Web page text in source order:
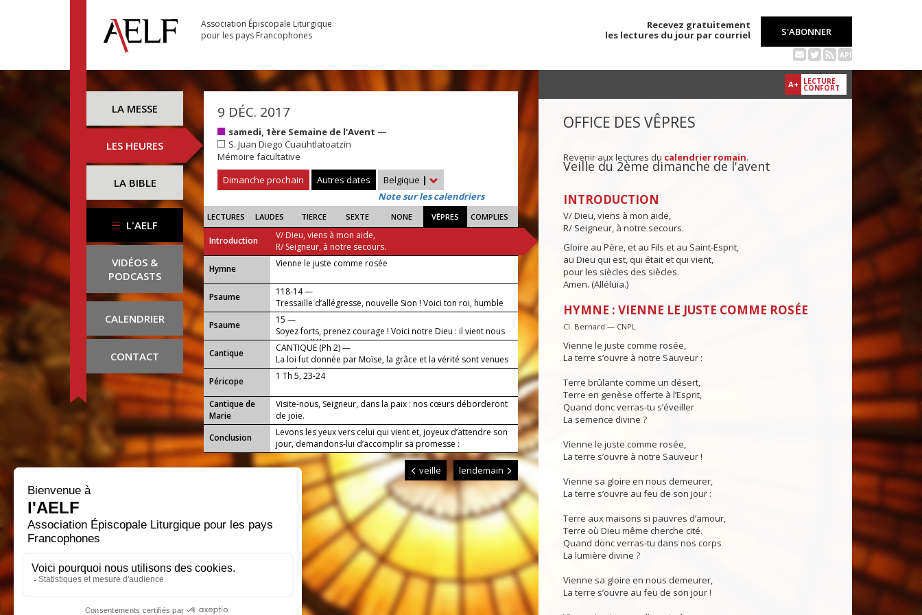
Association Épiscopale Liturgique
pour les pays Francophones
Recevez gratuitement
les lectures du jour par courriel
S'ABONNER
API
LA MESSE
LES HEURES
LA BIBLE
L'AELF
VIDÉOS &
PODCASTS
CALENDRIER
CONTACT
9 DÉC. 2017
samedi, 1ère Semaine de l'Avent —
S. Juan Diego Cuauhtlatoatzin
Mémoire facultative
Dimanche prochain
Autres dates Belgique |
Note sur les calendriers
LECTURES LAUDES TIERCE SEXTE NONE VÊPRES COMPLIES
Introduction
V/ Dieu, viens à mon aide,
R/ Seigneur, à notre secours.
...
Hymne Vienne le juste comme rosée
Psaume
118-14 —
Tressaille d’allégresse, nouvelle Sion ! Voici ton roi, humble
et victorieux !
Psaume
15 —
Soyez forts, prenez courage ! Voici notre Dieu : il vient nous
sauver, alléluia.
Cantique
CANTIQUE (Ph 2) —
La loi fut donnée par Moïse, la grâce et la vérité sont venues
par Jésus Christ.
Péricope
1 Th 5, 23-24
Cantique de
Marie
Visite-nous, Seigneur, dans la paix : nos cœurs déborderont
de joie.
Conclusion
Levons les yeux vers celui qui vient et, joyeux d’attendre son
jour, demandons-lui d’accomplir sa promesse :
veille lendemain
A+ LECTURE
CONFORT
OFFICE DES VÊPRES
Revenir aux lectures du calendrier romain.
Veille du 2ème dimanche de l'avent
INTRODUCTION
V/ Dieu, viens à mon aide,
R/ Seigneur, à notre secours.
Gloire au Père, et au Fils et au Saint-Esprit,
au Dieu qui est, qui était et qui vient,
pour les siècles des siècles.
Amen. (Alléluia.)
HYMNE : VIENNE LE JUSTE COMME ROSÉE
Cl. Bernard — CNPL
Vienne le juste comme rosée,
La terre s’ouvre à notre Sauveur :
Terre brûlante comme un désert,
Terre en genèse offerte à l’Esprit,
Quand donc verras-tu s’éveiller
La semence divine ?
Vienne le juste comme rosée,
La terre s’ouvre à notre Sauveur !
Vienne sa gloire en nous demeurer,
La terre s’ouvre au feu de son jour :
Terre aux maisons si pauvres d’amour,
Terre où Dieu même cherche cité.
Quand donc verras-tu dans nos corps
La lumière divine ?
Vienne sa gloire en nous demeurer,
La terre s’ouvre au feu de son jour !